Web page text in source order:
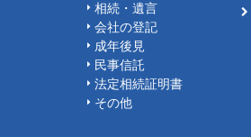
相続・遺言
会社の登記
成年後見
民事信託
法定相続証明書
その他